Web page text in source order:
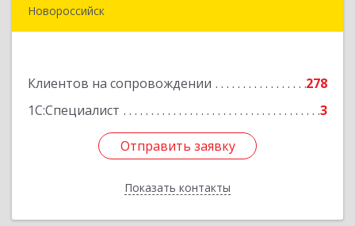
Новороссийск
Клиентов на сопровождении
278
1С:Специалист
3
Отправить заявку
Показать контакты
Подробнее
Отправить заявку
Назад